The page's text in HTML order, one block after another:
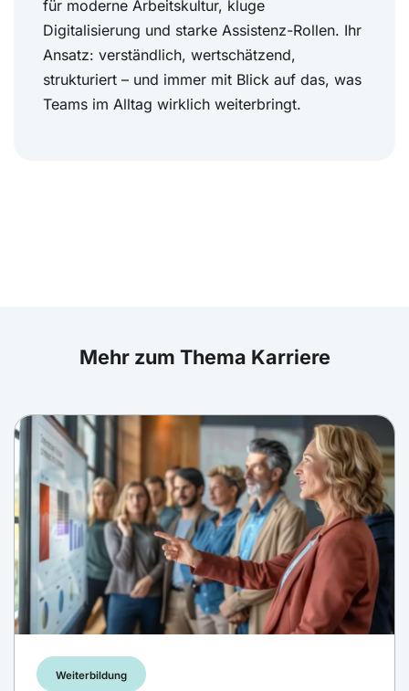
für moderne Arbeitskultur, kluge
Digitalisierung und starke Assistenz-Rollen. Ihr
Ansatz: verständlich, wertschätzend,
strukturiert – und immer mit Blick auf das, was
Teams im Alltag wirklich weiterbringt.
Mehr zum Thema Karriere
Weiterbildung